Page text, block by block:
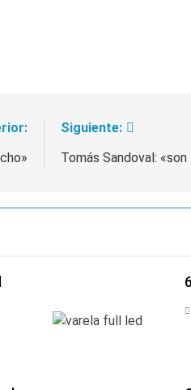
Siguiente:
Tomás Sandoval: